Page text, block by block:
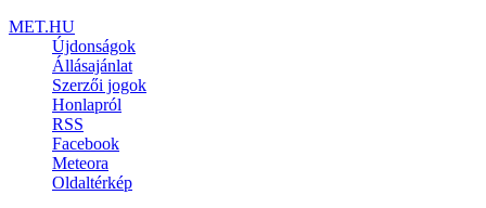
MET.HU
Újdonságok
Állásajánlat
Szerzői jogok
Honlapról
RSS
Facebook
Meteora
Oldaltérkép